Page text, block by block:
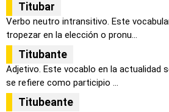
Titubar
Verbo neutro intransitivo. Este
tropezar en la elección o pronu...
Titubante
Adjetivo. Este vocablo en la actualidad
se refiere como participio ...
Titubeante